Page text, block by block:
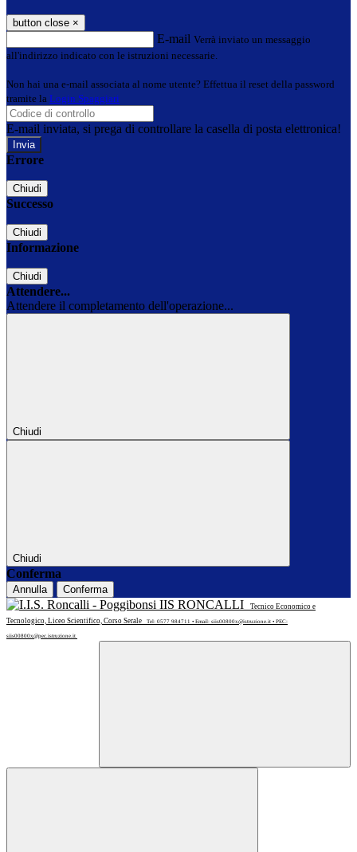
button close ×
E-mail Verrà inviato un messaggio
all'indirizzo indicato con le istruzioni necessarie.
Non hai una e-mail associata al nome utente? Effettua il reset della password
tramite la Login Spaggiari
E-mail inviata, si prega di controllare la casella di posta elettronica!
Errore
Chiudi
Successo
Chiudi
Informazione
Chiudi
Attendere...
Attendere il completamento dell'operazione...
Chiudi
Chiudi
Conferma
Annulla Conferma
IIS RONCALLI
Tecnico Economico e
Tecnologico, Liceo Scientifico, Corso Serale
Tel: 0577 984711 • Email: siis00800x@istruzione.it • PEC:
siis00800x@pec.istruzione.it